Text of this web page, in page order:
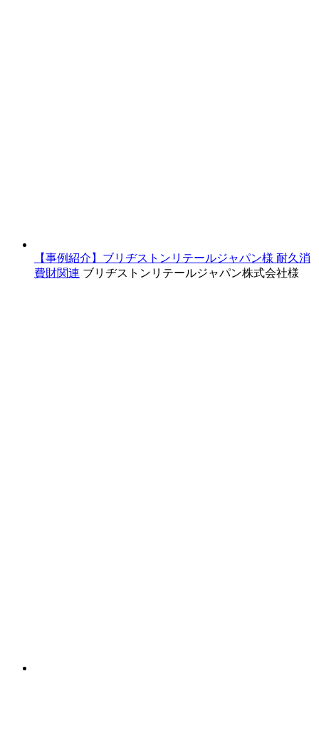
【事例紹介】ブリヂストンリテールジャパン様 耐久消
費財関連 ブリヂストンリテールジャパン株式会社様